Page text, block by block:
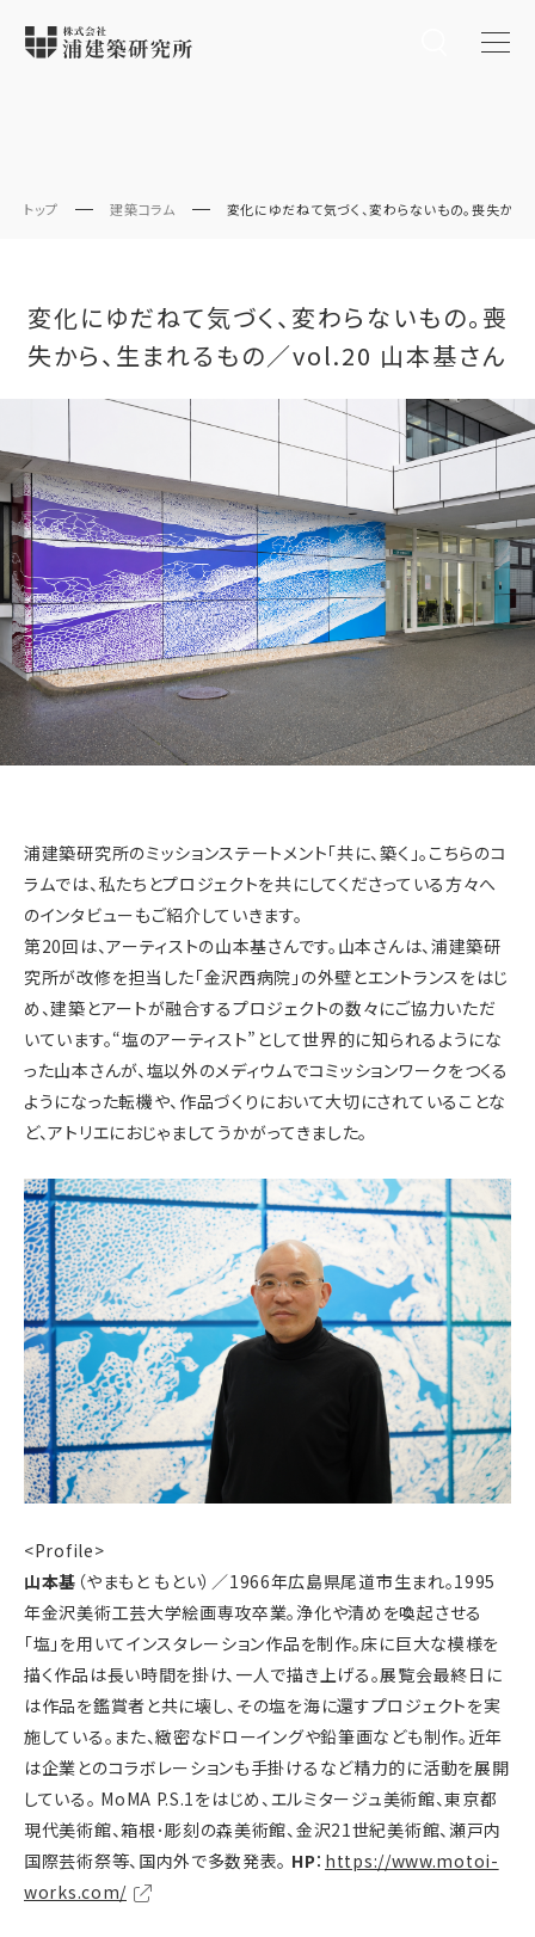
トップ 建築コラム 変化にゆだねて気づく、変わらないもの。喪失か
変化にゆだねて気づく、変わらないもの。喪
失から、生まれるもの／vol.20 山本基さん
浦建築研究所のミッションステートメント「共に、築く」。こちらのコ
ラムでは、私たちとプロジェクトを共にしてくださっている方々へ
のインタビューもご紹介していきます。
第20回は、アーティストの山本基さんです。山本さんは、浦建築研
究所が改修を担当した「金沢西病院」の外壁とエントランスをはじ
め、建築とアートが融合するプロジェクトの数々にご協力いただ
いています。“塩のアーティスト”として世界的に知られるようにな
った山本さんが、塩以外のメディウムでコミッションワークをつくる
ようになった転機や、作品づくりにおいて大切にされていることな
ど、アトリエにおじゃましてうかがってきました。
<Profile>
山本基 （やまもと もとい）／1966年広島県尾道市生まれ。1995
年金沢美術工芸大学絵画専攻卒業。浄化や清めを喚起させる
「塩」を用いてインスタレーション作品を制作。床に巨大な模様を
描く作品は長い時間を掛け、一人で描き上げる。展覧会最終日に
は作品を鑑賞者と共に壊し、その塩を海に還すプロジェクトを実
施している。また、緻密なドローイングや鉛筆画なども制作。近年
は企業とのコラボレーションも手掛けるなど精力的に活動を展開
している。 MoMA P.S.1をはじめ、エルミタージュ美術館、東京都
現代美術館、箱根･彫刻の森美術館、金沢21世紀美術館、瀬戸内
国際芸術祭等、国内外で多数発表。 HP： https://www.motoi-
works.com/